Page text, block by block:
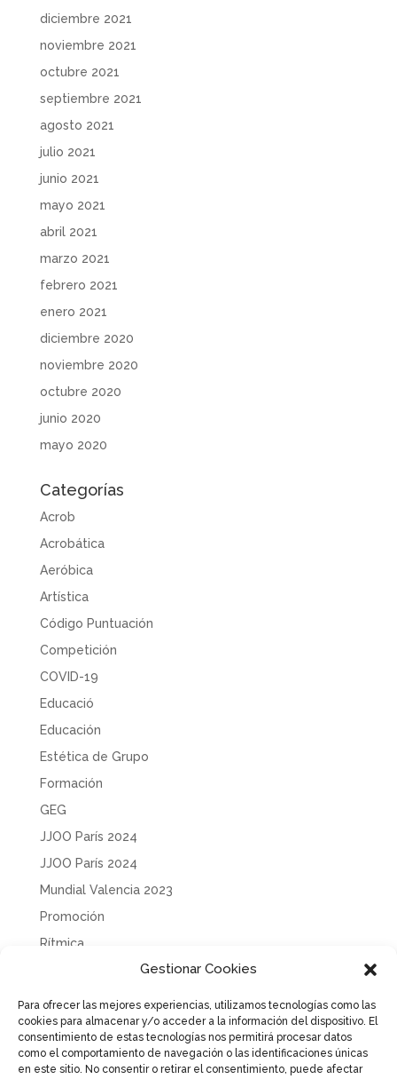
Gestionar Cookies
Para ofrecer las mejores experiencias, utilizamos tecnologías como las
cookies para almacenar y/o acceder a la información del dispositivo. El
consentimiento de estas tecnologías nos permitirá procesar datos
como el comportamiento de navegación o las identificaciones únicas
en este sitio. No consentir o retirar el consentimiento, puede afectar
diciembre 2021
noviembre 2021
octubre 2021
septiembre 2021
agosto 2021
julio 2021
junio 2021
mayo 2021
abril 2021
marzo 2021
febrero 2021
enero 2021
diciembre 2020
noviembre 2020
octubre 2020
junio 2020
mayo 2020
Categorías
Acrob
Acrobática
Aeróbica
Artística
Código Puntuación
Competición
COVID-19
Educació
Educación
Estética de Grupo
Formación
GEG
JJOO París 2024
JJOO París 2024
Mundial Valencia 2023
Promoción
Rítmica
Tecnificación
Uncategorized